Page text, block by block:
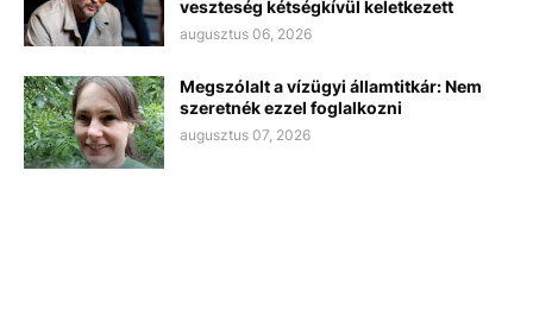
veszteség kétségkívül keletkezett
augusztus 06, 2026
Megszólalt a vízügyi államtitkár: Nem
szeretnék ezzel foglalkozni
augusztus 07, 2026